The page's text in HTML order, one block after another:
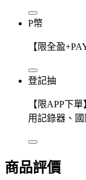
P幣
【限全盈
登記抽
【限APP下
用記錄器、
商品評價